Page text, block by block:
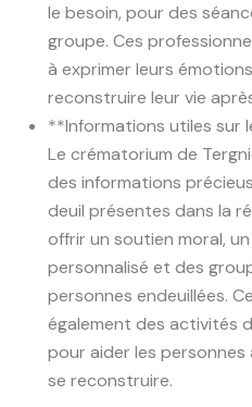
le besoin, pour des
groupe. Ces
à exprimer leurs
reconstruire leur vie
**Informations utiles sur
Le crématorium de
des informations
deuil présentes dans la
offrir un soutien moral,
personnalisé et des
personnes endeuillées.
également des activités
pour aider les
se reconstruire.